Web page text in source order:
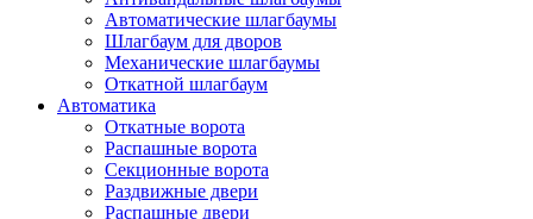
Автоматические шлагбаумы
Шлагбаум для дворов
Механические шлагбаумы
Откатной шлагбаум
Автоматика
Откатные ворота
Распашные ворота
Секционные ворота
Раздвижные двери
Распашные двери